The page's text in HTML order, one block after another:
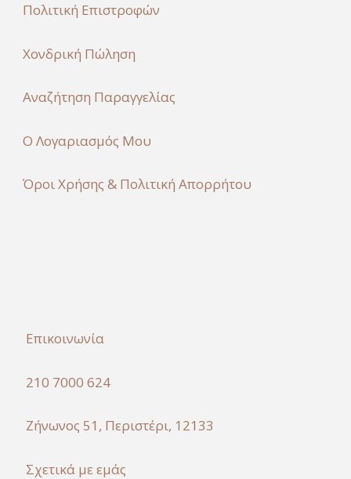
Πολιτική Επιστροφών
Χονδρική Πώληση
Αναζήτηση Παραγγελίας
Ο Λογαριασμός Μου
Όροι Χρήσης & Πολιτική Απορρήτου
Επικοινωνία
210 7000 624
Ζήνωνος 51, Περιστέρι, 12133
Σχετικά με εμάς